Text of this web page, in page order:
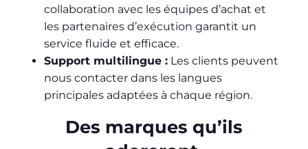
collaboration avec les équipes d’achat et
les partenaires d’exécution garantit un
service fluide et efficace.
Support multilingue : Les clients peuvent
nous contacter dans les langues
principales adaptées à chaque région.
Des marques qu’ils